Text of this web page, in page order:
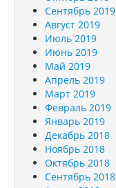
Сентябрь 2019
Август 2019
Июль 2019
Июнь 2019
Май 2019
Апрель 2019
Март 2019
Февраль 2019
Январь 2019
Декабрь 2018
Ноябрь 2018
Октябрь 2018
Сентябрь 2018